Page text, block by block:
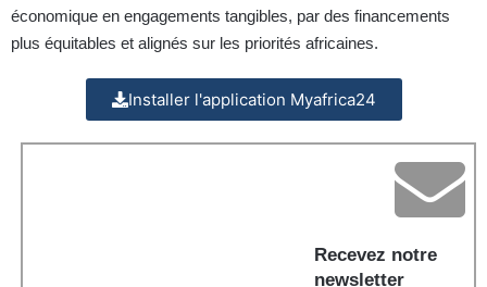
économique en engagements tangibles, par des financements
plus équitables et alignés sur les priorités africaines.
Installer l'application Myafrica24
Recevez notre
newsletter